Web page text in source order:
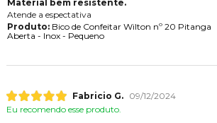
Material bem resistente.
Atende a espectativa
Produto:Bico de Confeitar Wilton nº 20 Pitanga
Aberta - Inox - Pequeno
Fabricio G.
09/12/2024
Eu recomendo esse produto.